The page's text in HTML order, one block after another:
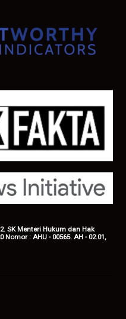
SK Menteri Hukum dan Hak
: AHU - 00565. AH - 02.01,